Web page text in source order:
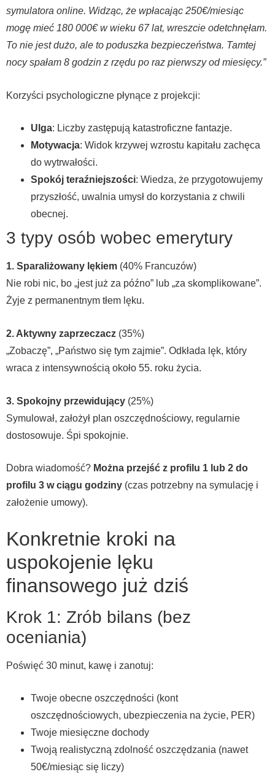
symulatora online. Widząc, że wpłacając 250€/miesiąc
mogę mieć 180 000€ w wieku 67 lat, wreszcie odetchnęłam.
To nie jest dużo, ale to poduszka bezpieczeństwa. Tamtej
nocy spałam 8 godzin z rzędu po raz pierwszy od miesięcy.”
Korzyści psychologiczne płynące z projekcji:
Ulga: Liczby zastępują katastroficzne fantazje.
Motywacja: Widok krzywej wzrostu kapitału zachęca
do wytrwałości.
Spokój teraźniejszości: Wiedza, że przygotowujemy
przyszłość, uwalnia umysł do korzystania z chwili
obecnej.
3 typy osób wobec emerytury
1. Sparaliżowany lękiem (40% Francuzów)
Nie robi nic, bo „jest już za późno” lub „za skomplikowane”.
Żyje z permanentnym tłem lęku.
2. Aktywny zaprzeczacz (35%)
„Zobaczę”, „Państwo się tym zajmie”. Odkłada lęk, który
wraca z intensywnością około 55. roku życia.
3. Spokojny przewidujący (25%)
Symulował, założył plan oszczędnościowy, regularnie
dostosowuje. Śpi spokojnie.
Dobra wiadomość? Można przejść z profilu 1 lub 2 do
profilu 3 w ciągu godziny (czas potrzebny na symulację i
założenie umowy).
Konkretnie kroki na
uspokojenie lęku
finansowego już dziś
Krok 1: Zrób bilans (bez
oceniania)
Poświęć 30 minut, kawę i zanotuj:
Twoje obecne oszczędności (kont
oszczędnościowych, ubezpieczenia na życie, PER)
Twoje miesięczne dochody
Twoją realistyczną zdolność oszczędzania (nawet
50€/miesiąc się liczy)